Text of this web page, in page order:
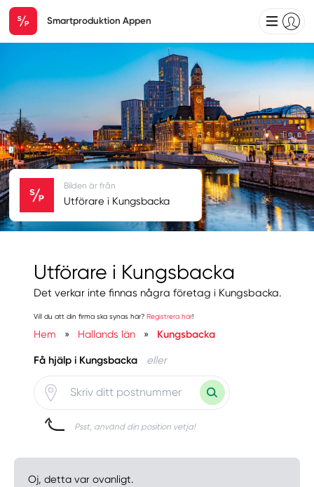
Smartproduktion Appen
Utförare i Kungsbacka
Det verkar inte finnas några företag i Kungsbacka.
Vill du att din firma ska synas här? Registrera här!
Hem » Hallands län » Kungsbacka
Få hjälp i Kungsbacka eller
Psst, använd din position vetja!
Bilden är från
Utförare i Kungsbacka
Oj, detta var ovanligt.